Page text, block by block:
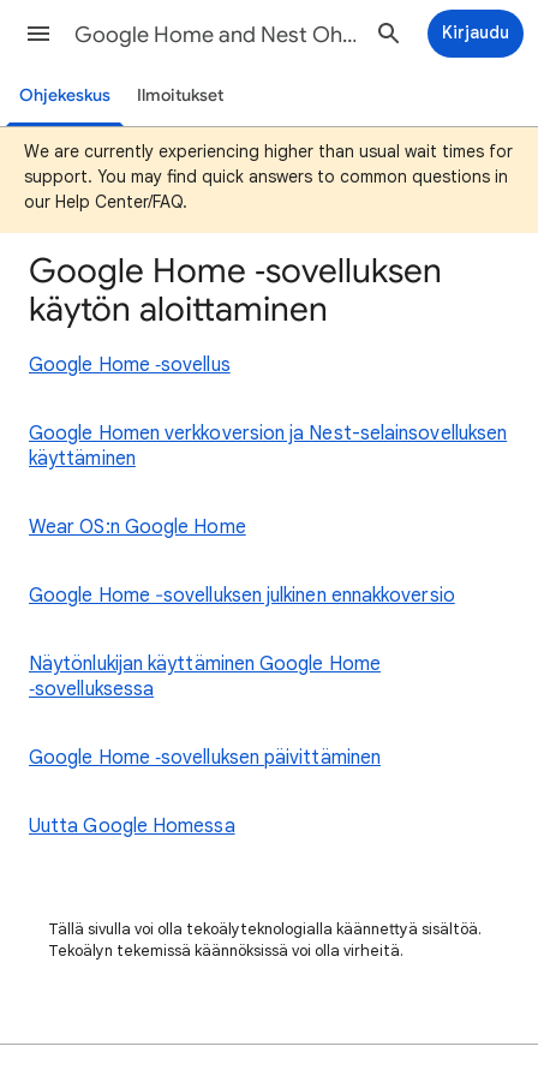
Google Home and Nest Ohjeet Kirjaudu
Ohjekeskus Ilmoitukset
We are currently experiencing higher than usual wait times for
support. You may find quick answers to common questions in
our Help Center/FAQ.
Google Home ‑sovelluksen
käytön aloittaminen
Google Home ‑sovellus
Google Homen verkkoversion ja Nest-selainsovelluksen
käyttäminen
Wear OS:n Google Home
Google Home ‐sovelluksen julkinen ennakkoversio
Näytönlukijan käyttäminen Google Home
‑sovelluksessa
Google Home ‑sovelluksen päivittäminen
Uutta Google Homessa
Tällä sivulla voi olla tekoälyteknologialla käännettyä sisältöä.
Tekoälyn tekemissä käännöksissä voi olla virheitä.